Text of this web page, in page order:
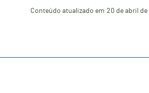
Conteúdo atualizado em 20 de abril de